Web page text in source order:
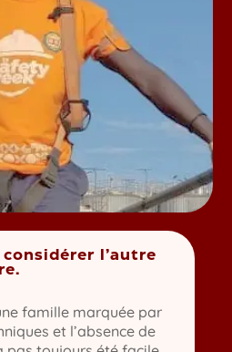
considérer l’autre
famille marquée par
et l’absence de